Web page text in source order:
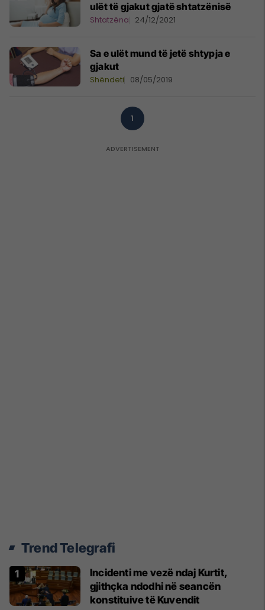
ulët të gjakut gjatë shtatzënisë
Shtatzëna 24/12/2021
Sa e ulët mund të jetë shtypja e
gjakut
Shëndeti 08/05/2019
1
Trend Telegrafi
Incidenti me vezë ndaj Kurtit,
gjithçka ndodhi në seancën
konstituive të Kuvendit